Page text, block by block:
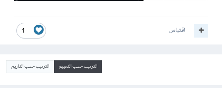
1 اقتباس
الترتيب حسب التقييم الترتيب حسب التاريخ